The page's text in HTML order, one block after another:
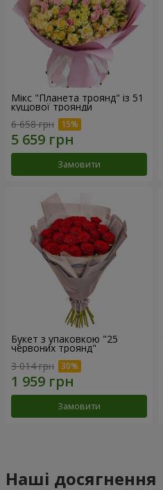
Мікс "Планета троянд" із 51
кущової троянди
6 658 грн
Замовити
Букет з упаковкою "25
червоних троянд"
3 014 грн
Замовити
Наші досягнення